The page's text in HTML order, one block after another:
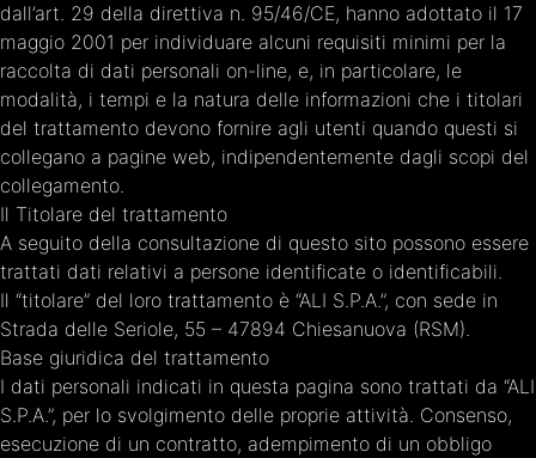
dall’art. 29 della direttiva n. 95/46/CE, hanno adottato il 17
maggio 2001 per individuare alcuni requisiti minimi per la
raccolta di dati personali on-line, e, in particolare, le
modalità, i tempi e la natura delle informazioni che i titolari
del trattamento devono fornire agli utenti quando questi si
collegano a pagine web, indipendentemente dagli scopi del
collegamento.
Il Titolare del trattamento
A seguito della consultazione di questo sito possono essere
trattati dati relativi a persone identificate o identificabili.
Il “titolare” del loro trattamento è “ALI S.P.A.”, con sede in
Strada delle Seriole, 55 – 47894 Chiesanuova (RSM).
Base giuridica del trattamento
I dati personali indicati in questa pagina sono trattati da “ALI
S.P.A.”, per lo svolgimento delle proprie attività. Consenso,
esecuzione di un contratto, adempimento di un obbligo